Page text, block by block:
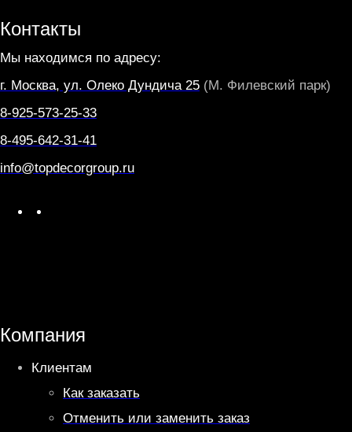
Контакты
Мы находимся по адресу:
г. Москва, ул. Олеко Дундича 25 (М. Филевский парк)
8-925-573-25-33
8-495-642-31-41
info@topdecorgroup.ru
p
p
a
m
Компания
Клиентам
Как заказать
Отменить или заменить заказ